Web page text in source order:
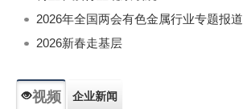
2026年全国两会有色金属行业专题报道
2026新春走基层
视频 企业新闻